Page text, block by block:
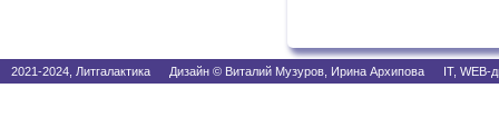
2021-2024, Литгалактика Дизайн © Виталий Музуров, Ирина Архипова IT, WEB-